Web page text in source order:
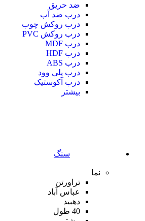
ضد حریق
درب ضد آب
درب روکش چوب
درب روکش PVC
درب MDF
درب HDF
درب ABS
درب پلی وود
درب آکوستیک
بیشتر
سنگ
نما
تراورتن
عباس آباد
دهبید
40 طول